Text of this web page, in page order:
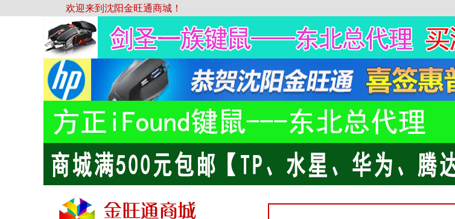
欢迎来到沈阳金旺通商城！